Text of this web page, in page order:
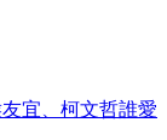
宜、柯文哲誰愛